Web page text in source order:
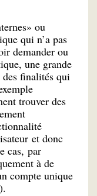
ou
qui n’a pas
demander ou
une grande
finalités qui
trouver des
et donc
cas, par
à de
compte unique